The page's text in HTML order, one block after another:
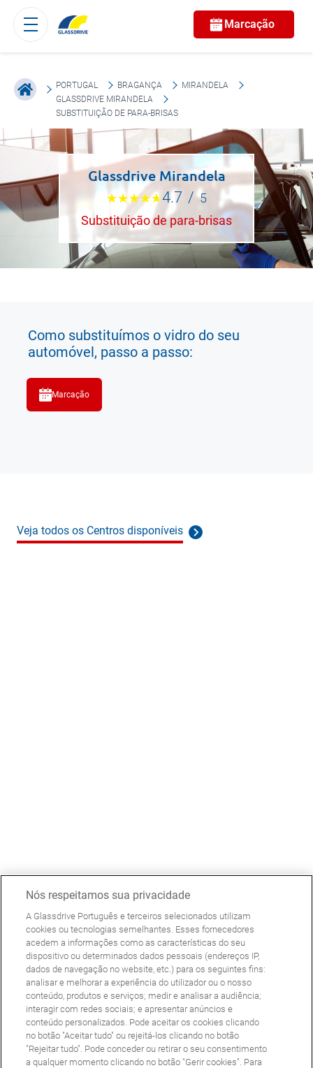
Marcação
PORTUGAL BRAGANÇA
MIRANDELA
GLASSDRIVE MIRANDELA
SUBSTITUIÇÃO DE PARA-BRISAS
Glassdrive Mirandela
4.7 / 5
Substituição de para-brisas
Como substituímos o vidro do seu
automóvel, passo a passo:
Marcação
Veja todos os Centros disponíveis
Nós respeitamos sua privacidade
A Glassdrive Português e terceiros selecionados utilizam
cookies ou tecnologias semelhantes. Esses fornecedores
acedem a informações como as características do seu
dispositivo ou determinados dados pessoais (endereços IP,
dados de navegação no website, etc.) para os seguintes fins:
analisar e melhorar a experiência do utilizador ou o nosso
conteúdo, produtos e serviços; medir e analisar a audiência;
interagir com redes sociais; e apresentar anúncios e
conteúdo personalizados. Pode aceitar os cookies clicando
no botão "Aceitar tudo" ou rejeitá-los clicando no botão
"Rejeitar tudo". Pode conceder ou retirar o seu consentimento
a qualquer momento clicando no botão "Gerir cookies". Para